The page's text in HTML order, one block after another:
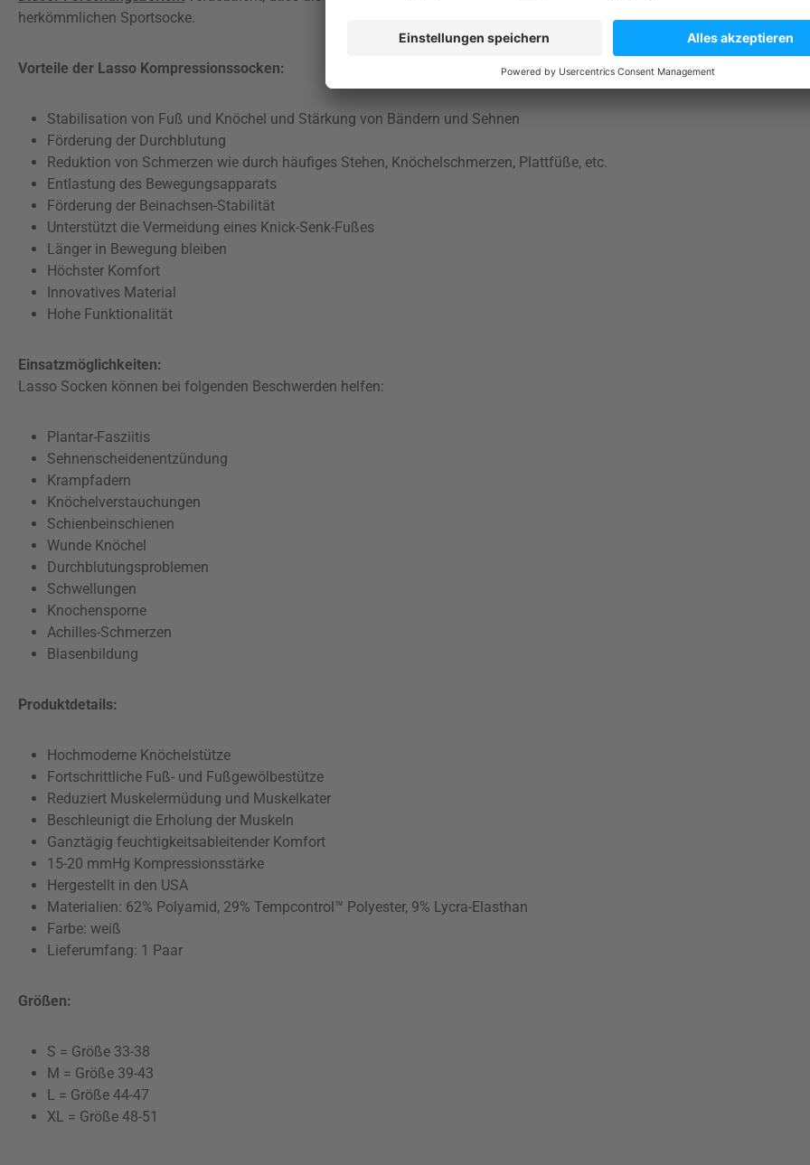
herkömmlichen Sportsocke.
Vorteile der Lasso Kompressionssocken:
Stabilisation von Fuß und Knöchel und Stärkung von Bändern und Sehnen
Förderung der Durchblutung
Reduktion von Schmerzen wie durch häufiges Stehen, Knöchelschmerzen, Plattfüße, etc.
Entlastung des Bewegungsapparats
Förderung der Beinachsen-Stabilität
Unterstützt die Vermeidung eines Knick-Senk-Fußes
Länger in Bewegung bleiben
Höchster Komfort
Innovatives Material
Hohe Funktionalität
Einsatzmöglichkeiten:
Lasso Socken können bei folgenden Beschwerden helfen:
Plantar-Fasziitis
Sehnenscheidenentzündung
Krampfadern
Knöchelverstauchungen
Schienbeinschienen
Wunde Knöchel
Durchblutungsproblemen
Schwellungen
Knochensporne
Achilles-Schmerzen
Blasenbildung
Produktdetails:
Hochmoderne Knöchelstütze
Fortschrittliche Fuß- und Fußgewölbestütze
Reduziert Muskelermüdung und Muskelkater
Beschleunigt die Erholung der Muskeln
Ganztägig feuchtigkeitsableitender Komfort
15-20 mmHg Kompressionsstärke
Hergestellt in den USA
Materialien: 62% Polyamid, 29% Tempcontrol™ Polyester, 9% Lycra-Elasthan
Farbe: weiß
Lieferumfang: 1 Paar
Größen:
S = Größe 33-38
M = Größe 39-43
L = Größe 44-47
XL = Größe 48-51